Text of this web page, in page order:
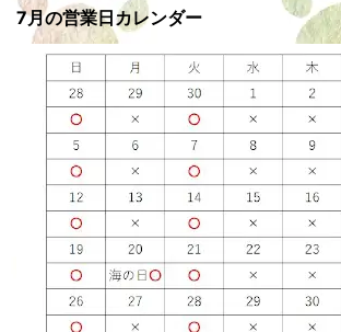
7月の営業日カレンダー